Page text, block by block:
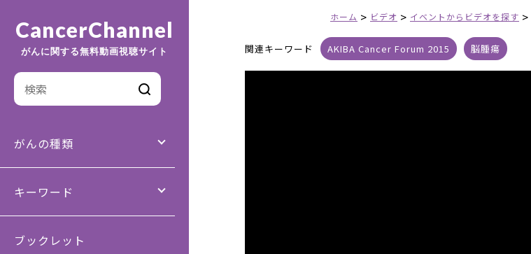
CancerChannel
がんに関する無料動画視聴サイト
がんの種類
キーワード
ブックレット
ホーム > ビデオ > イベントからビデオを探す >
関連キーワード AKIBA Cancer Forum 2015 脳腫瘍